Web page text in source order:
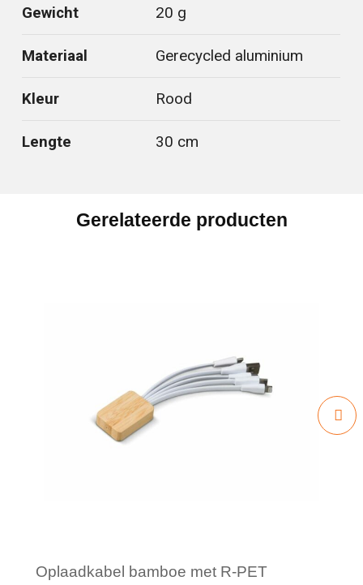
Gewicht 20 g
Materiaal Gerecycled aluminium
Kleur Rood
Lengte 30 cm
Gerelateerde producten
Oplaadkabel bamboe met R-PET